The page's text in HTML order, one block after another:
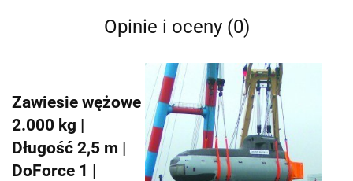
Opinie i oceny (0)
Zawiesie wężowe
2.000 kg |
Długość 2,5 m |
DoForce 1 |